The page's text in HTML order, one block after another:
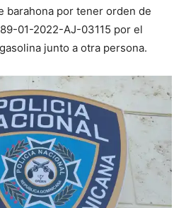
barahona por tener orden de
01-2022-AJ-03115 por el
junto a otra persona.